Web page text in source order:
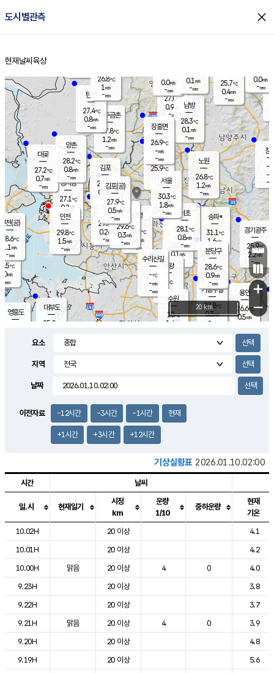
도시별관측 close
홈
현재날씨 육상
의도
℃
m/s
mm
영흥도
양주
27.0℃
0.9
-mm
과천
26.2℃
0.1m/s
- mm
용인
26.6℃
0.5m/s
경기광주
25.9℃
2.2m/s
-mm
1.1m/s
대부도
25.0
경서동
27.1℃
0.2 m/s
-mm
파주금촌
27.8℃
1.2m/s
-mm
25.7℃
0.4m/s
-mm
대곶
27.2℃
0.7m/s
-mm
창
-
-m/
-
탄현
27.4℃
0.8m/s
-mm
0.0m/s
-mm
의왕
- ℃
m/s
mm
김포
27.9℃
0.0 m/s
mm
광명
30.5 ℃
0.6 m/s
-mm
부천
29.7℃
0.2m/s
-mm
양촌
28.2℃
0.8m/s
-mm
구로
29.6℃
0.3m/s
-mm
은평
25.9℃
0.1 m/s
- mm
노원
26.8℃
1.2m/s
-mm
송파*
31.1℃
1.6m/s
-mm
서초
28.1℃
0.8m/s
-mm
남방
28.3℃
0.1 m/s
-mm
기흥구갈
27.8℃
0.3m/s
-
수리산길
-℃
-m/s
-mm
분당구
28.6℃
0.9m/s
-mm
장흥면
26.9℃
-m/s
-mm
0.0m/s
-mm
인천(공)
28.6℃
1.1 m/s
-mm
김포(공)
27.9℃
0.5m/s
-mm
수원
28℃
1.4 m/s
인천
29.8℃
1.5m/s
-mm
서울
30.3℃
1.8m/s
-mm
26.8℃
1 m/s
-mm
0.1 m/s
-mm
+
−
20 km
요소
지역
날짜
이전자료 -12시간 -3시간 -1시간 현재
+1시간 +3시간 +12시간
기상실황표 2026.01.10.02:00
도시별 기상실황표로 지점, 날씨, 기온, 강수, 바람, 기압등을 안내한 표입
시간 날씨
일.시 현재일기
시정
km
운량
1/10
중하운량
현재
기온
10.02H
20 이상
4.1
10.01H
20 이상
4.2
10.00H
맑음 20 이상 4 0
4.0
9.23H
20 이상
3.8
9.22H
20 이상
3.7
9.21H
맑음 20 이상 4 0
3.9
9.20H
20 이상
4.8
9.19H
20 이상
5.6